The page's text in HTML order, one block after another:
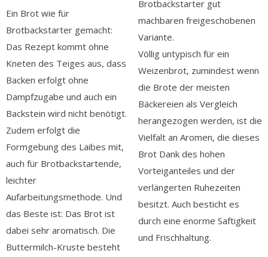
Ein Brot wie für
Brotbackstarter gemacht:
Das Rezept kommt ohne
Kneten des Teiges aus, dass
Backen erfolgt ohne
Dampfzugabe und auch ein
Backstein wird nicht benötigt.
Zudem erfolgt die
Formgebung des Laibes mit,
auch für Brotbackstartende,
leichter
Aufarbeitungsmethode. Und
das Beste ist: Das Brot ist
dabei sehr aromatisch. Die
Buttermilch-Kruste besteht
Brotbackstarter gut
machbaren freigeschobenen
Variante.
Völlig untypisch für ein
Weizenbrot, zumindest wenn
die Brote der meisten
Bäckereien als Vergleich
herangezogen werden, ist die
Vielfalt an Aromen, die dieses
Brot Dank des hohen
Vorteiganteiles und der
verlängerten Ruhezeiten
besitzt. Auch besticht es
durch eine enorme Saftigkeit
und Frischhaltung.